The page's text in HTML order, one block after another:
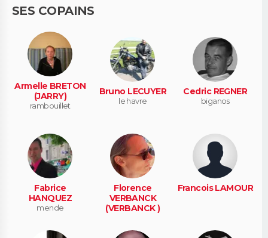
SES COPAINS
Armelle BRETON
(JARRY)
rambouillet
Bruno LECUYER
le havre
Cedric REGNER
biganos
Fabrice
HANQUEZ
mende
Florence
VERBANCK
(VERBANCK )
Francois LAMOUR